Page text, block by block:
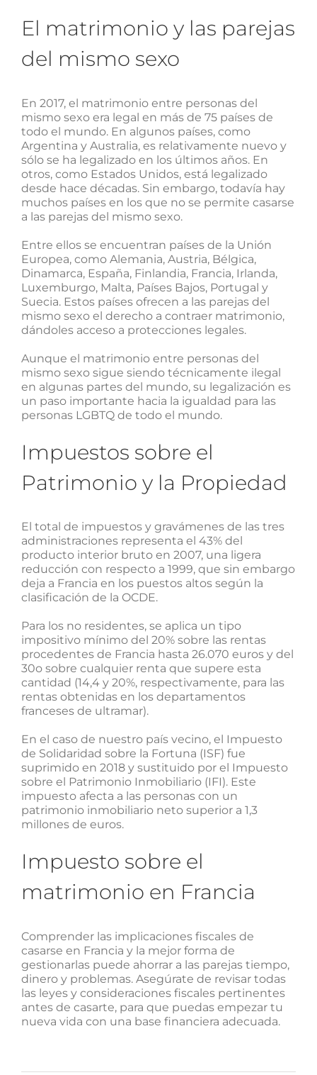
El matrimonio y las parejas
del mismo sexo
En 2017, el matrimonio entre personas del
mismo sexo era legal en más de 75 países de
todo el mundo. En algunos países, como
Argentina y Australia, es relativamente nuevo y
sólo se ha legalizado en los últimos años. En
otros, como Estados Unidos, está legalizado
desde hace décadas. Sin embargo, todavía hay
muchos países en los que no se permite casarse
a las parejas del mismo sexo.
Entre ellos se encuentran países de la Unión
Europea, como Alemania, Austria, Bélgica,
Dinamarca, España, Finlandia, Francia, Irlanda,
Luxemburgo, Malta, Países Bajos, Portugal y
Suecia. Estos países ofrecen a las parejas del
mismo sexo el derecho a contraer matrimonio,
dándoles acceso a protecciones legales.
Aunque el matrimonio entre personas del
mismo sexo sigue siendo técnicamente ilegal
en algunas partes del mundo, su legalización es
un paso importante hacia la igualdad para las
personas LGBTQ de todo el mundo.
Impuestos sobre el
Patrimonio y la Propiedad
El total de impuestos y gravámenes de las tres
administraciones representa el 43% del
producto interior bruto en 2007, una ligera
reducción con respecto a 1999, que sin embargo
deja a Francia en los puestos altos según la
clasificación de la OCDE.
Para los no residentes, se aplica un tipo
impositivo mínimo del 20% sobre las rentas
procedentes de Francia hasta 26.070 euros y del
30o sobre cualquier renta que supere esta
cantidad (14,4 y 20%, respectivamente, para las
rentas obtenidas en los departamentos
franceses de ultramar).
En el caso de nuestro país vecino, el Impuesto
de Solidaridad sobre la Fortuna (ISF) fue
suprimido en 2018 y sustituido por el Impuesto
sobre el Patrimonio Inmobiliario (IFI). Este
impuesto afecta a las personas con un
patrimonio inmobiliario neto superior a 1,3
millones de euros.
Impuesto sobre el
matrimonio en Francia
Comprender las implicaciones fiscales de
casarse en Francia y la mejor forma de
gestionarlas puede ahorrar a las parejas tiempo,
dinero y problemas. Asegúrate de revisar todas
las leyes y consideraciones fiscales pertinentes
antes de casarte, para que puedas empezar tu
nueva vida con una base financiera adecuada.